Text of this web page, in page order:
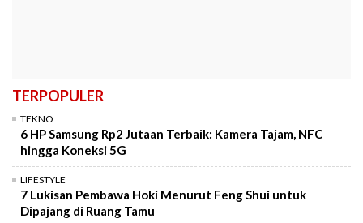
TERPOPULER
TEKNO
6 HP Samsung Rp2 Jutaan Terbaik: Kamera Tajam, NFC
hingga Koneksi 5G
LIFESTYLE
7 Lukisan Pembawa Hoki Menurut Feng Shui untuk
Dipajang di Ruang Tamu